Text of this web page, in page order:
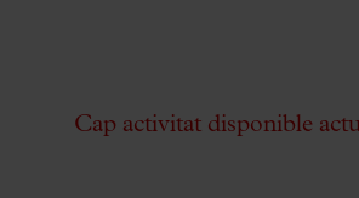
Cap activitat disponible